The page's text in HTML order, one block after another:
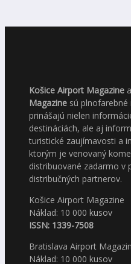
Košice Airport Magazine a
Magazine sú
prinášajú nielen
destináciách, ale aj
turistické zaujímavosti a
ktorým je venovaný
distribuované zadarmo v
distribučných partnerov.
Košice Airport Magazine
Náklad: 10 000 kusov
ISSN: 1339-7508
Bratislava Airport
Náklad: 10 000 kusov